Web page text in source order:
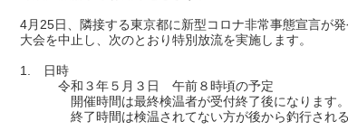
4月25日、隣接する東京都に新型コロナ非常事態宣言が
大会を中止し、次のとおり特別放流を実施します。
1. 日時
令和３年５月３日 午前８時頃の予定
開催時間は最終検温者が受付終了後になります。
終了時間は検温されてない方が後から釣行されるこ